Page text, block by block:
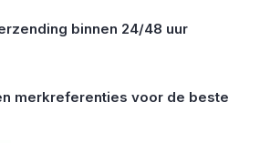
binnen 24/48 uur
merkreferenties voor de beste